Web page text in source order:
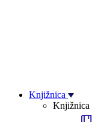
Knjižnica
Knjižnica